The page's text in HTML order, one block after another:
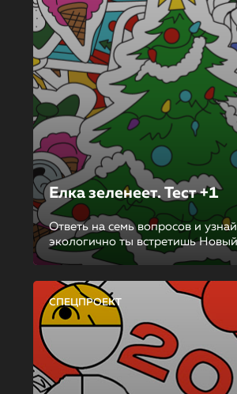
Елка зеленеет. Тест +1
Ответь на семь вопросов и
экологично ты встретишь
СПЕЦПРОЕКТ